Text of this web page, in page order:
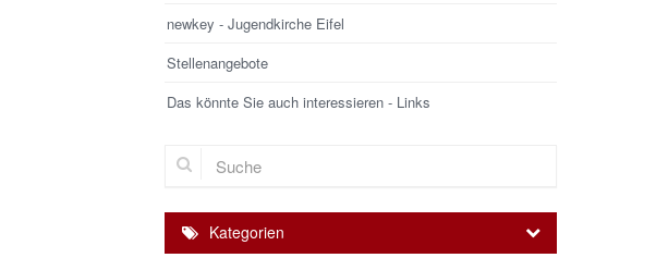
newkey - Jugendkirche Eifel
Stellenangebote
Das könnte Sie auch interessieren - Links
Suche
Kategorien